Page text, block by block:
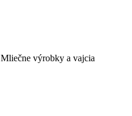
Mliečne výrobky a vajcia